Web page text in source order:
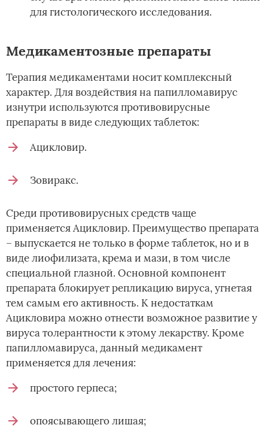
для гистологического исследования.
Медикаментозные препараты
Терапия медикаментами носит комплексный
характер. Для воздействия на папилломавирус
изнутри используются противовирусные
препараты в виде следующих таблеток:
Ацикловир.
Зовиракс.
Среди противовирусных средств чаще
применяется Ацикловир. Преимущество препарата
– выпускается не только в форме таблеток, но и в
виде лиофилизата, крема и мази, в том числе
специальной глазной. Основной компонент
препарата блокирует репликацию вируса, угнетая
тем самым его активность. К недостаткам
Ацикловира можно отнести возможное развитие у
вируса толерантности к этому лекарству. Кроме
папилломавируса, данный медикамент
применяется для лечения:
простого герпеса;
опоясывающего лишая;